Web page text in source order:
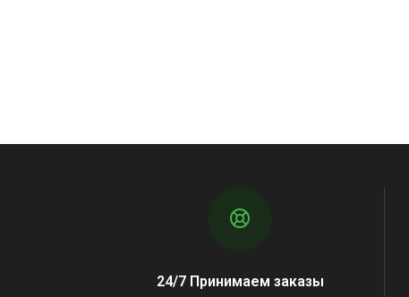
24/7 Принимаем заказы